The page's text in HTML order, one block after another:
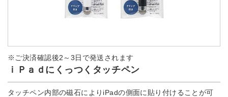
※ご決済確認後2～3日で発送されます
ｉＰａｄにくっつくタッチペン
タッチペン内部の磁石によりiPadの側面に貼り付けることが可